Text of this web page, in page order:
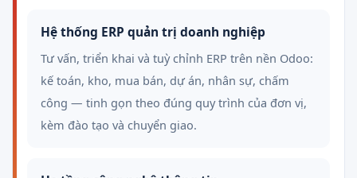
Hệ thống ERP quản trị doanh nghiệp
Tư vấn, triển khai và tuỳ chỉnh ERP trên nền Odoo:
kế toán, kho, mua bán, dự án, nhân sự, chấm
công — tinh gọn theo đúng quy trình của đơn vị,
kèm đào tạo và chuyển giao.